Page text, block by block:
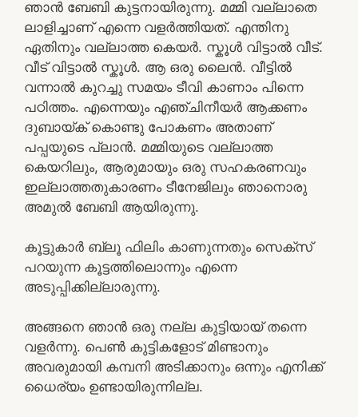
ഞാൻ ബേബി കുട്ടനായിരുന്നു. മമ്മി വല്ലാതെ
ലാളിച്ചാണ് എന്നെ വളർത്തിയത്. എന്തിനു
ഏതിനും വല്ലാത്ത കെയർ. സ്കൂൾ വിട്ടാൽ വീട്.
വീട് വിട്ടാൽ സ്കൂൾ. ആ ഒരു ലൈൻ. വീട്ടിൽ
വന്നാൽ കുറച്ചു സമയം ടീവി കാണാം പിന്നെ
പഠിത്തം. എന്നെയും എഞ്ചിനീയർ ആക്കണം
ദുബായ്ക് കൊണ്ടു പോകണം അതാണ്
പപ്പയുടെ പ്ലാൻ. മമ്മിയുടെ വല്ലാത്ത
കെയറിലും, ആരുമായും ഒരു സഹകരണവും
ഇല്ലാത്തതുകാരണം ടീനേജിലും ഞാനൊരു
അമുൽ ബേബി ആയിരുന്നു.
കൂട്ടുകാർ ബ്ലൂ ഫിലിം കാണുന്നതും സെക്സ്
പറയുന്ന കൂട്ടത്തിലൊന്നും എന്നെ
അടുപ്പിക്കില്ലാരുന്നു.
അങ്ങനെ ഞാൻ ഒരു നല്ല കുട്ടിയായ് തന്നെ
വളർന്നു. പെൺ കുട്ടികളോട് മിണ്ടാനും
അവരുമായി കമ്പനി അടിക്കാനും ഒന്നും എനിക്ക്
ധൈര്യം ഉണ്ടായിരുന്നില്ല.